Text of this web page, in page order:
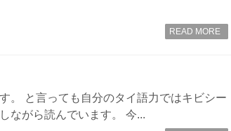
READ MORE
。 と言っても自分のタイ語力ではキビシー
ながら読んでいます。 今...